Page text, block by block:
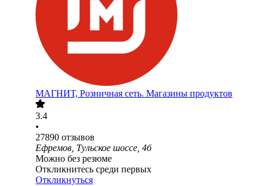
МАГНИТ, Розничная сеть. Магазины продуктов
3.4
•
27890 отзывов
Ефремов, Тульское шоссе, 4б
Можно без резюме
Откликнитесь среди первых
Откликнуться